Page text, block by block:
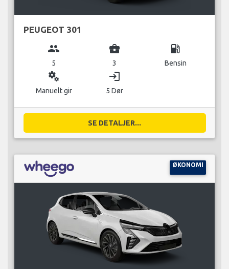
PEUGEOT 301
group
5
business_center
3
local_gas_station
Bensin
miscellaneous_services
Manuelt gir
login
5 Dør
SE DETALJER...
ØKONOMI